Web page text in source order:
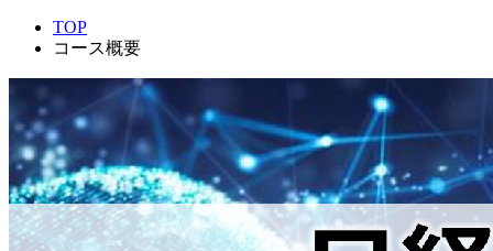
TOP
コース概要